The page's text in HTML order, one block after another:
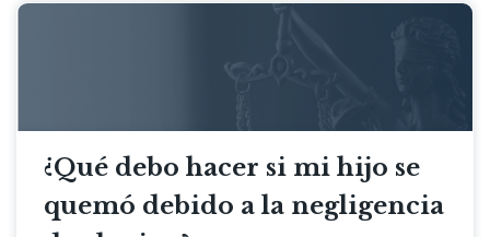
¿Qué debo hacer si mi hijo se
quemó debido a la negligencia